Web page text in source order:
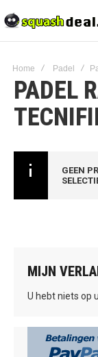
Home Padel
PADEL
GEEN
MIJN
U hebt niets op